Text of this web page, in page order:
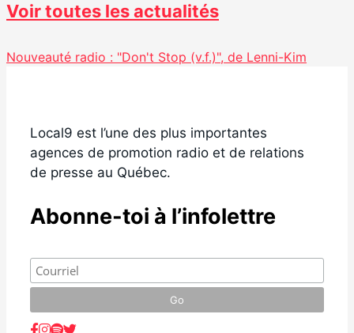
Voir toutes les actualités
Nouveauté radio : "Don't Stop (v.f.)", de Lenni-Kim
Local9 est l’une des plus importantes
agences de promotion radio et de relations
de presse au Québec.
Abonne-toi à l’infolettre